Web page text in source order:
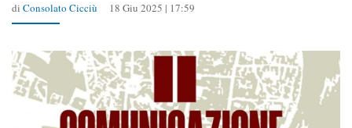
di Consolato Cicciù 18 Giu 2025 | 17:59